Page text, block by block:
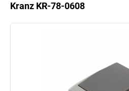
Kranz KR-78-0608